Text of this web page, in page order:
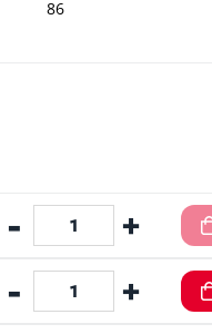
86
- +
- +